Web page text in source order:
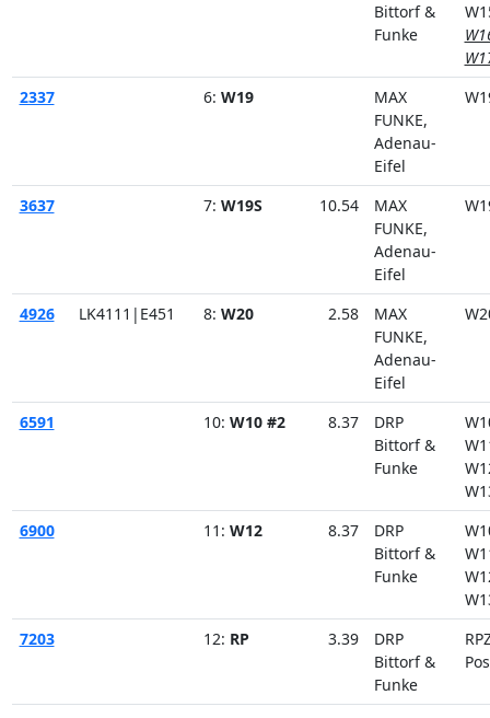
Bittorf &
Funke
2337
6: W19
MAX
FUNKE,
Adenau-
Eifel
3637 7: W19S 10.54
MAX
FUNKE,
Adenau-
Eifel
4926 LK4111|E451 8: W20 2.58
MAX
FUNKE,
Adenau-
Eifel
6591 10: W10 #2 8.37
DRP
Bittorf &
Funke
6900
11: W12 8.37
DRP
Bittorf &
Funke
7203
12: RP 3.39
DRP
Bittorf &
Funke